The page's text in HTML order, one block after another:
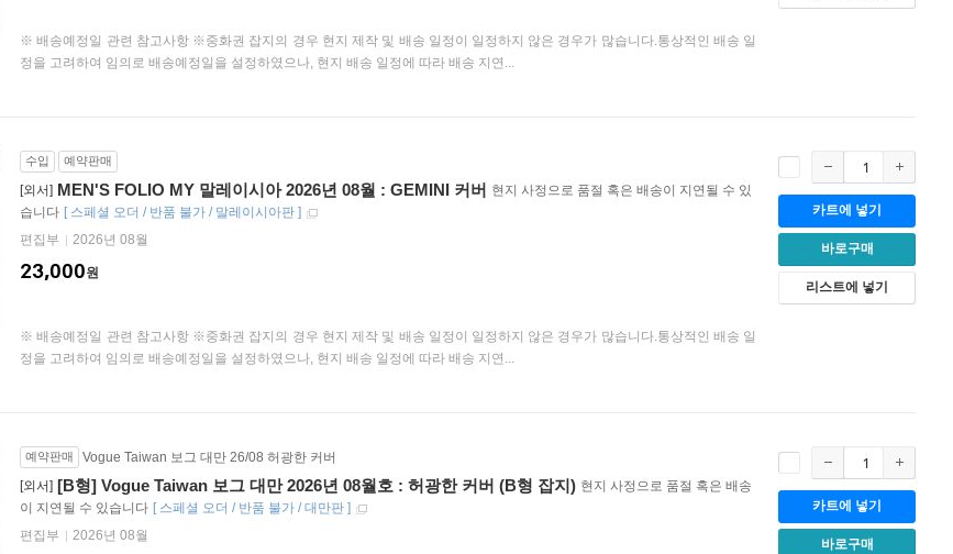
※ 배송예정일 관련 참고사항 ※중화권 잡지의 경우 현지 제작 및 배송 일정이 일정하지 않은 경우가 많습니다.통상적인 배송 일
정을 고려하여 임의로 배송예정일을 설정하였으나, 현지 배송 일정에 따라 배송 지연...
수입 예약판매
[외서] MEN'S FOLIO MY 말레이시아 2026년 08월 : GEMINI 커버 현지 사정으로 품절 혹은 배송이 지연될 수 있
습니다 [ 스페셜 오더 / 반품 불가 / 말레이시아판 ]
편집부
2026년 08월
23,000원
※ 배송예정일 관련 참고사항 ※중화권 잡지의 경우 현지 제작 및 배송 일정이 일정하지 않은 경우가 많습니다.통상적인 배송 일
정을 고려하여 임의로 배송예정일을 설정하였으나, 현지 배송 일정에 따라 배송 지연...
카트에 넣기
바로구매
리스트에 넣기
예약판매
Vogue Taiwan 보그 대만 26/08 허광한 커버
[외서] [B형] Vogue Taiwan 보그 대만 2026년 08월호 : 허광한 커버 (B형 잡지) 현지 사정으로 품절 혹은 배송
이 지연될 수 있습니다 [ 스페셜 오더 / 반품 불가 / 대만판 ]
편집부
2026년 08월
카트에 넣기
바로구매